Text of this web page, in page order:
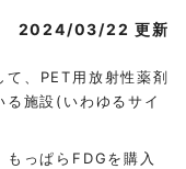
2024/03/22 更新
て、PET用放射性薬剤
る施設(いわゆるサイ
っぱらFDGを購入